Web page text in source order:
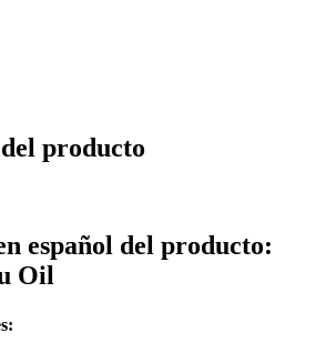
producto
español del producto:
Oil